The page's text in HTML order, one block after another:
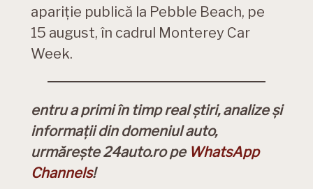
apariție publică la Pebble Beach, pe
15 august, în cadrul Monterey Car
Week.
entru a primi în timp real știri, analize și
informații din domeniul auto,
urmărește 24auto.ro pe WhatsApp
Channels!